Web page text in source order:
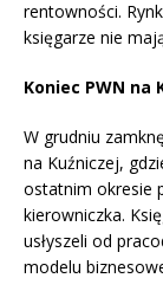
rentowności.
księgarze nie
Koniec PWN na
W grudniu
na Kuźniczej,
ostatnim okresie
kierowniczka.
usłyszeli od
modelu